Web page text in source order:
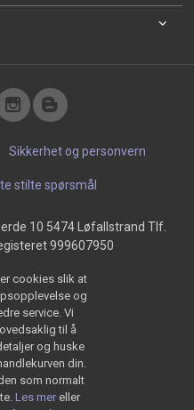
Sikkerhet og personvern
stilte spørsmål
10 5474 Løfallstrand Tlf.
999607950
cookies slik at
og
service. Vi
til å
og huske
din.
som normalt
Les mer eller